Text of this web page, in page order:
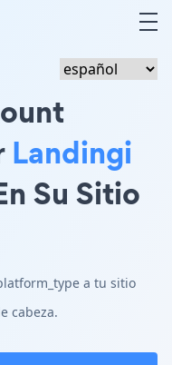
Landingi
Su Sitio
a tu sitio
cabeza.